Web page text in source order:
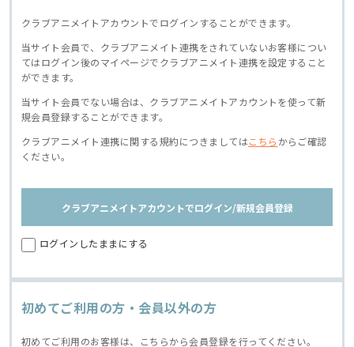
クラブアニメイトアカウントでログインすることができます。
当サイト会員で、クラブアニメイト連携をされていないお客様につい
てはログイン後のマイページでクラブアニメイト連携を設定すること
ができます。
当サイト会員でない場合は、クラブアニメイトアカウントを使って新
規会員登録することができます。
クラブアニメイト連携に関する規約につきましてはこちら からご確認
ください。
クラブアニメイトアカウントでログイン/新規会員登録
ログインしたままにする
初めてご利用の方・会員以外の方
初めてご利用のお客様は、こちらから会員登録を行ってください。